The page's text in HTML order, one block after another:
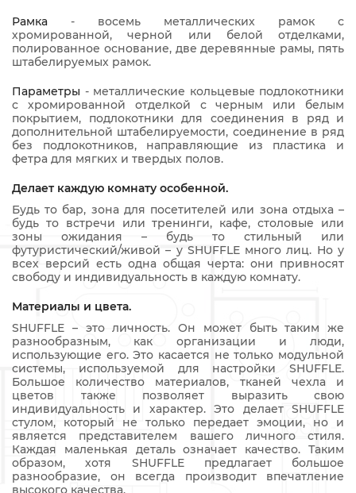
Рамка - восемь металлических рамок с
хромированной, черной или белой отделками,
полированное основание, две деревянные рамы, пять
штабелируемых рамок.
Параметры - металлические кольцевые подлокотники
с хромированной отделкой с черным или белым
покрытием, подлокотники для соединения в ряд и
дополнительной штабелируемости, соединение в ряд
без подлокотников, направляющие из пластика и
фетра для мягких и твердых полов.
Делает каждую комнату особенной.
Будь то бар, зона для посетителей или зона отдыха –
будь то встречи или тренинги, кафе, столовые или
зоны ожидания – будь то стильный или
футуристический/живой – у SHUFFLE много лиц. Но у
всех версий есть одна общая черта: они привносят
свободу и индивидуальность в каждую комнату.
Материалы и цвета.
SHUFFLE – это личность. Он может быть таким же
разнообразным, как организации и люди,
использующие его. Это касается не только модульной
системы, используемой для настройки SHUFFLE.
Большое количество материалов, тканей чехла и
цветов также позволяет выразить свою
индивидуальность и характер. Это делает SHUFFLE
стулом, который не только передает эмоции, но и
является представителем вашего личного стиля.
Каждая маленькая деталь означает качество. Таким
образом, хотя SHUFFLE предлагает большое
разнообразие, он всегда производит впечатление
высокого качества.